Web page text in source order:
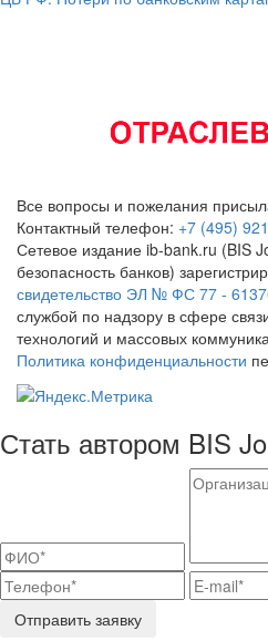
Все вопросы и пожелания
Контактный телефон: +7 (495)
Сетевое издание ib-bank.ru (BIS
безопасность банков)
свидетельство ЭЛ № ФС 77 -
службой по надзору в сфере
технологий и массовых
Политика конфиденциальности
Стать автором BIS
Отправить заявку